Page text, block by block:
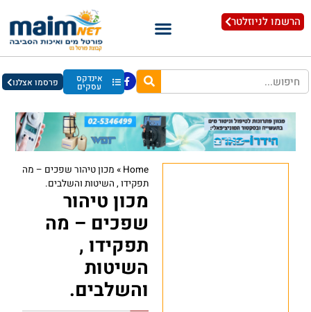
הרשמו לניוזלטר
אינדקס
עסקים פרסמו אצלנו
Home
» מכון טיהור שפכים – מה
תפקידו , השיטות והשלבים.
מכון טיהור
שפכים – מה
תפקידו ,
השיטות
והשלבים.